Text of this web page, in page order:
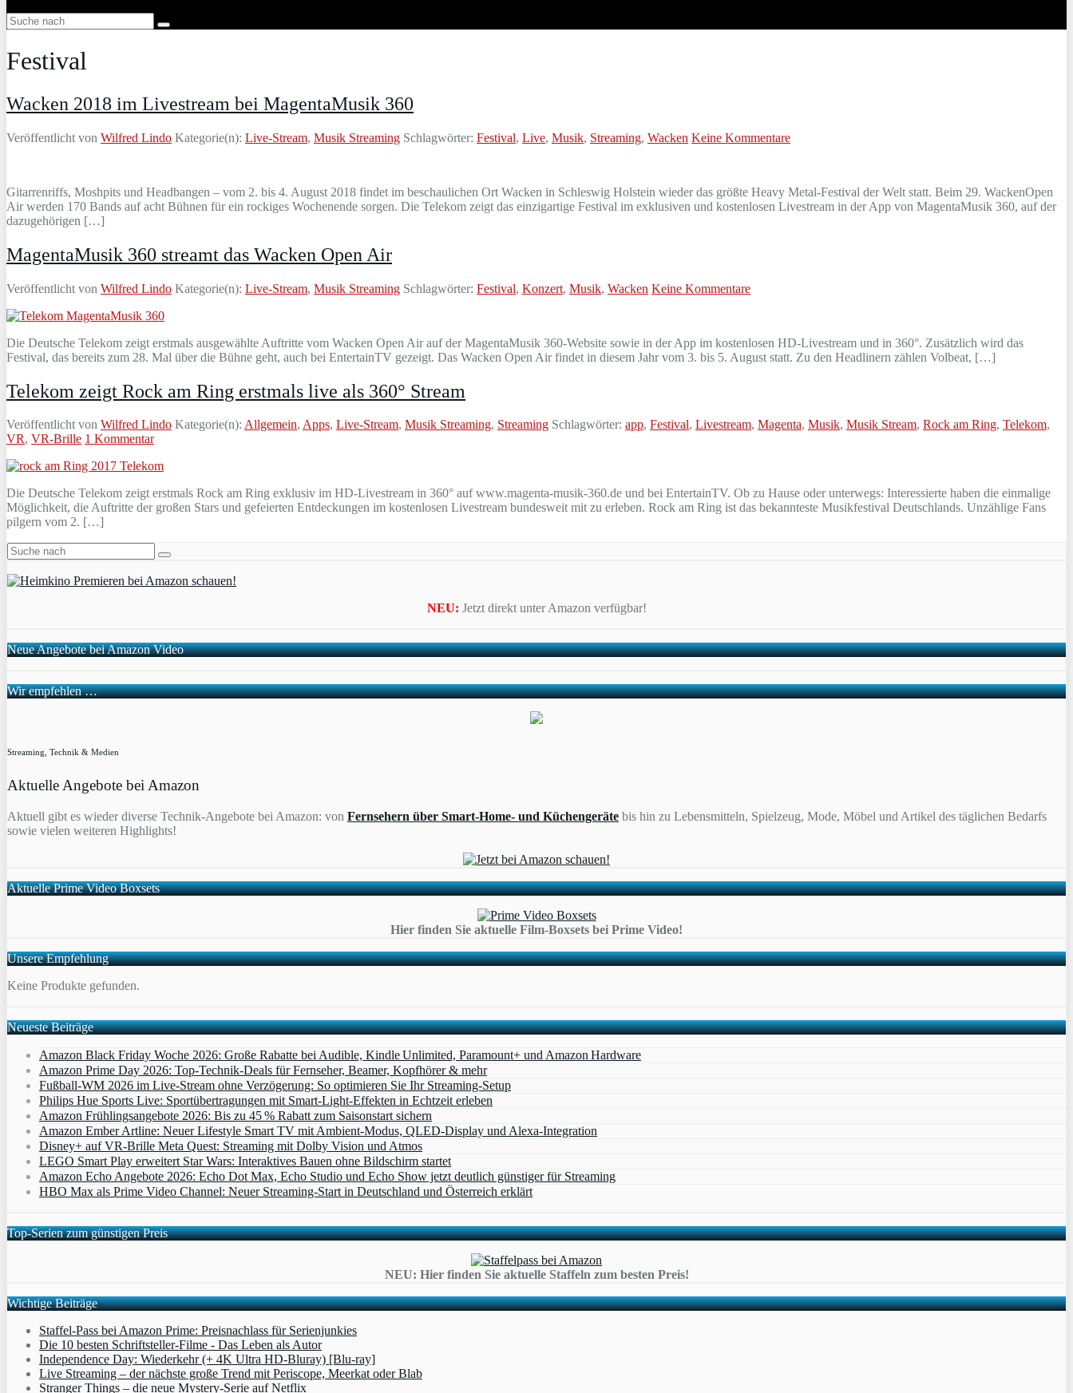
Festival
Wacken 2018 im Livestream bei MagentaMusik 360
Veröffentlicht von Wilfred Lindo Kategorie(n): Live-Stream, Musik Streaming Schlagwörter: Festival, Live, Musik, Streaming, Wacken Keine Kommentare
Gitarrenriffs, Moshpits und Headbangen – vom 2. bis 4. August 2018 findet im beschaulichen Ort Wacken in Schleswig Holstein wieder das größte Heavy Metal-Festival der Welt statt. Beim 29. WackenOpen
Air werden 170 Bands auf acht Bühnen für ein rockiges Wochenende sorgen. Die Telekom zeigt das einzigartige Festival im exklusiven und kostenlosen Livestream in der App von MagentaMusik 360, auf der
dazugehörigen […]
MagentaMusik 360 streamt das Wacken Open Air
Veröffentlicht von Wilfred Lindo Kategorie(n): Live-Stream, Musik Streaming Schlagwörter: Festival, Konzert, Musik, Wacken Keine Kommentare
Die Deutsche Telekom zeigt erstmals ausgewählte Auftritte vom Wacken Open Air auf der MagentaMusik 360-Website sowie in der App im kostenlosen HD-Livestream und in 360°. Zusätzlich wird das
Festival, das bereits zum 28. Mal über die Bühne geht, auch bei EntertainTV gezeigt. Das Wacken Open Air findet in diesem Jahr vom 3. bis 5. August statt. Zu den Headlinern zählen Volbeat, […]
Telekom zeigt Rock am Ring erstmals live als 360° Stream
Veröffentlicht von Wilfred Lindo Kategorie(n): Allgemein, Apps, Live-Stream, Musik Streaming, Streaming Schlagwörter: app, Festival, Livestream, Magenta, Musik, Musik Stream, Rock am Ring, Telekom,
VR, VR-Brille 1 Kommentar
Die Deutsche Telekom zeigt erstmals Rock am Ring exklusiv im HD-Livestream in 360° auf www.magenta-musik-360.de und bei EntertainTV. Ob zu Hause oder unterwegs: Interessierte haben die einmalige
Möglichkeit, die Auftritte der großen Stars und gefeierten Entdeckungen im kostenlosen Livestream bundesweit mit zu erleben. Rock am Ring ist das bekannteste Musikfestival Deutschlands. Unzählige Fans
pilgern vom 2. […]
NEU: Jetzt direkt unter Amazon verfügbar!
Neue Angebote bei Amazon Video
Wir empfehlen …
Streaming, Technik & Medien
Aktuelle Angebote bei Amazon
Aktuell gibt es wieder diverse Technik-Angebote bei Amazon: von Fernsehern über Smart-Home- und Küchengeräte bis hin zu Lebensmitteln, Spielzeug, Mode, Möbel und Artikel des täglichen Bedarfs
sowie vielen weiteren Highlights!
Aktuelle Prime Video Boxsets
Hier finden Sie aktuelle Film-Boxsets bei Prime Video!
Unsere Empfehlung
Keine Produkte gefunden.
Neueste Beiträge
Amazon Black Friday Woche 2026: Große Rabatte bei Audible, Kindle Unlimited, Paramount+ und Amazon Hardware
Amazon Prime Day 2026: Top-Technik-Deals für Fernseher, Beamer, Kopfhörer & mehr
Fußball-WM 2026 im Live-Stream ohne Verzögerung: So optimieren Sie Ihr Streaming-Setup
Philips Hue Sports Live: Sportübertragungen mit Smart‑Light‑Effekten in Echtzeit erleben
Amazon Frühlingsangebote 2026: Bis zu 45 % Rabatt zum Saisonstart sichern
Amazon Ember Artline: Neuer Lifestyle Smart TV mit Ambient‑Modus, QLED‑Display und Alexa‑Integration
Disney+ auf VR-Brille Meta Quest: Streaming mit Dolby Vision und Atmos
LEGO Smart Play erweitert Star Wars: Interaktives Bauen ohne Bildschirm startet
Amazon Echo Angebote 2026: Echo Dot Max, Echo Studio und Echo Show jetzt deutlich günstiger für Streaming
HBO Max als Prime Video Channel: Neuer Streaming‑Start in Deutschland und Österreich erklärt
Top-Serien zum günstigen Preis
NEU: Hier finden Sie aktuelle Staffeln zum besten Preis!
Wichtige Beiträge
Staffel-Pass bei Amazon Prime: Preisnachlass für Serienjunkies
Die 10 besten Schriftsteller-Filme - Das Leben als Autor
Independence Day: Wiederkehr (+ 4K Ultra HD-Bluray) [Blu-ray]
Live Streaming – der nächste große Trend mit Periscope, Meerkat oder Blab
Stranger Things – die neue Mystery-Serie auf Netflix